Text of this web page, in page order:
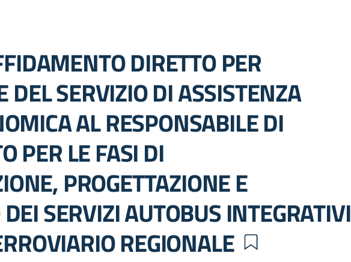
DIRETTO PER
DEL SERVIZIO DI ASSISTENZA
AL RESPONSABILE DI
PER LE FASI DI
PROGETTAZIONE E
SERVIZI AUTOBUS INTEGRATIVI
REGIONALE